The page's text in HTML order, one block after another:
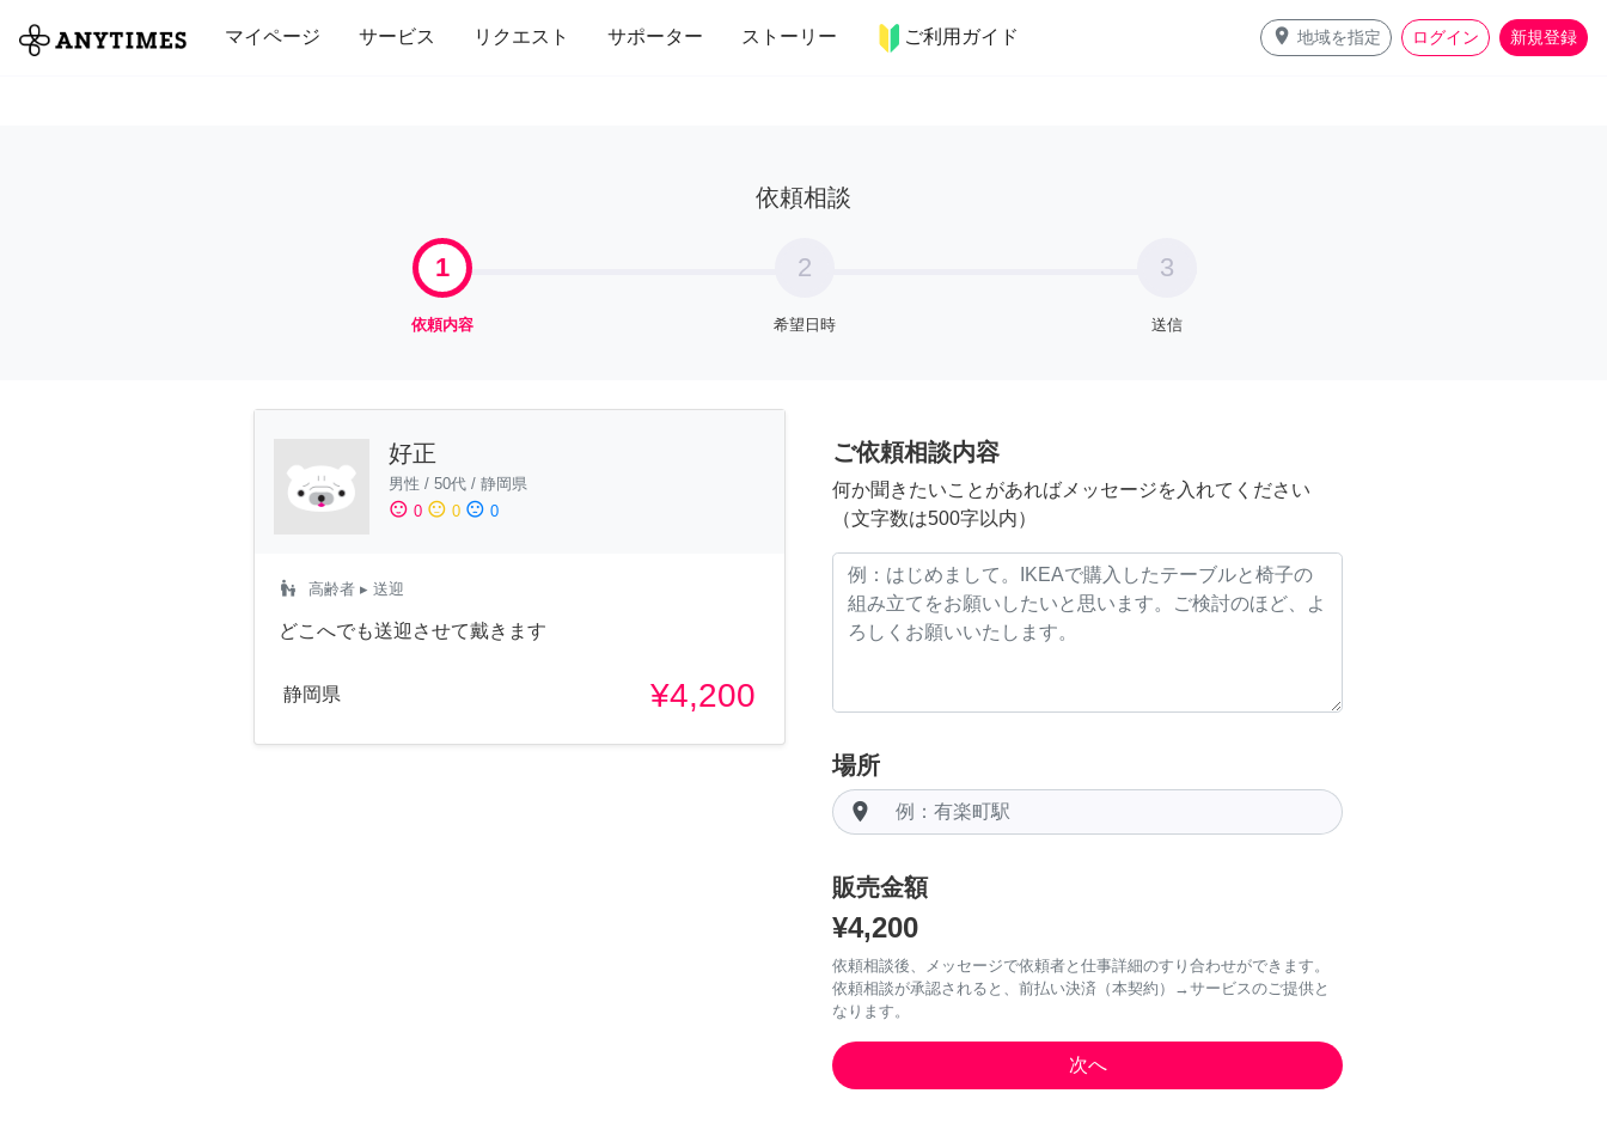
マイページ サービス リクエスト サポーター ストーリー ご利用ガイド place 地域を指定 ログイン 新規登録
全て 修理・組立 家事 引っ越し インテリア 趣味・習い事 ペット 料理
依頼相談
1
依頼内容
2
希望日時
3
送信
好正
男性 / 50代 / 静岡県
sentiment_satisfied 0 sentiment_neutral 0 sentiment_dissatisfied 0
escalator_warning 高齢者 ▸ 送迎
どこへでも送迎させて戴きます
静岡県 ¥4,200
ご依頼相談内容
何か聞きたいことがあればメッセージを入れてください
（文字数は500字以内）
場所
room
販売金額
¥4,200
依頼相談後、メッセージで依頼者と仕事詳細のすり合わせができます。
依頼相談が承認されると、前払い決済（本契約）→サービスのご提供と
なります。